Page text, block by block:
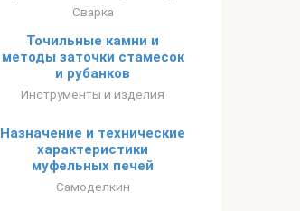
Сварка
Точильные камни и
методы заточки стамесок
и рубанков
Инструменты и изделия
Назначение и технические
характеристики
муфельных печей
Самоделкин